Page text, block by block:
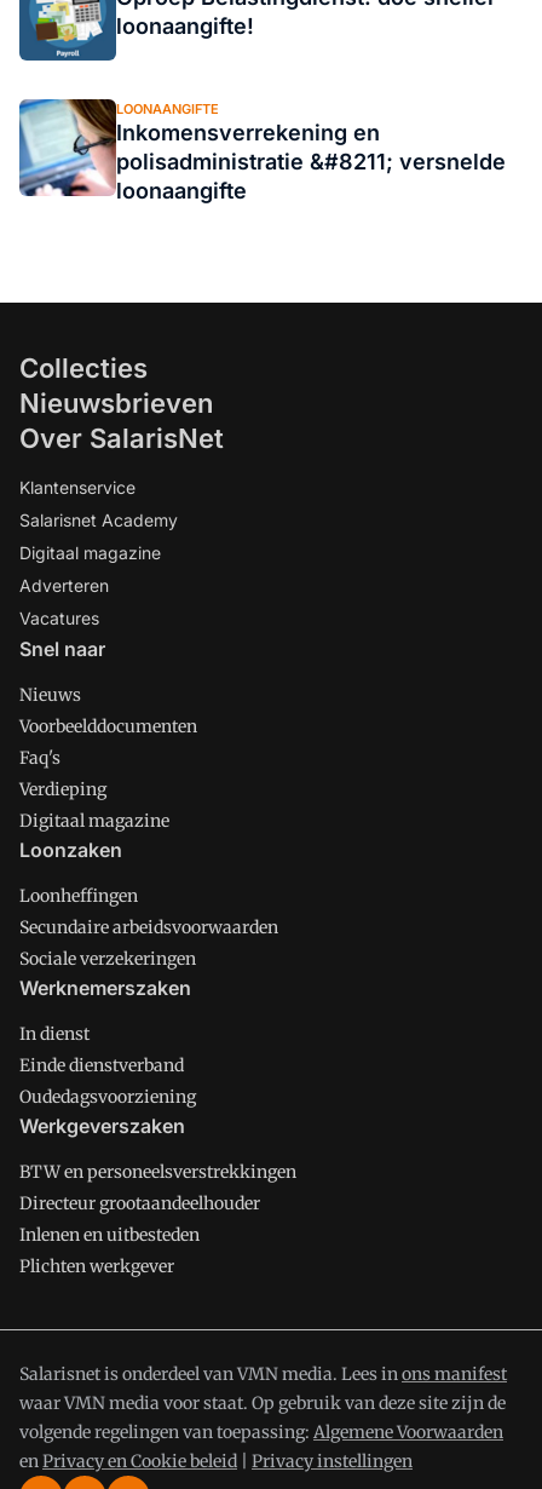
loonaangifte!
LOONAANGIFTE
Inkomensverrekening en
polisadministratie &#8211; versnelde
loonaangifte
Collecties
Nieuwsbrieven
Over SalarisNet
Klantenservice
Salarisnet Academy
Digitaal magazine
Adverteren
Vacatures
Snel naar
Nieuws
Voorbeelddocumenten
Faq's
Verdieping
Digitaal magazine
Loonzaken
Loonheffingen
Secundaire arbeidsvoorwaarden
Sociale verzekeringen
Werknemerszaken
In dienst
Einde dienstverband
Oudedagsvoorziening
Werkgeverszaken
BTW en personeelsverstrekkingen
Directeur grootaandeelhouder
Inlenen en uitbesteden
Plichten werkgever
Salarisnet is onderdeel van VMN media. Lees inons manifest
waar VMN media voor staat. Op gebruik van deze site zijn de
volgende regelingen van toepassing: Algemene Voorwaarden
enPrivacy en Cookie beleid Privacy instellingen